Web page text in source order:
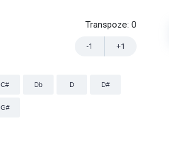
Transpoze: 0
+1
-1
C# Db D D#
G#